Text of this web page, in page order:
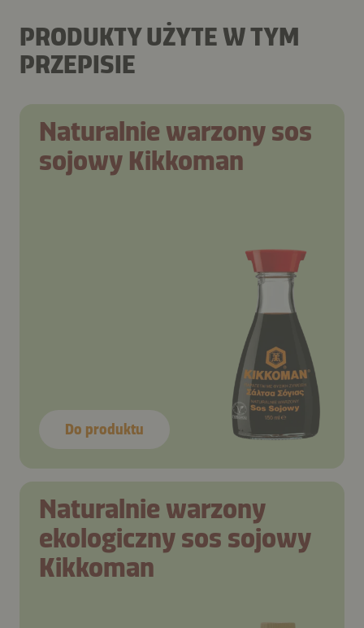
PRODUKTY UŻYTE W TYM
PRZEPISIE
Naturalnie warzony sos
sojowy Kikkoman
Do produktu
Naturalnie warzony
ekologiczny sos sojowy
Kikkoman